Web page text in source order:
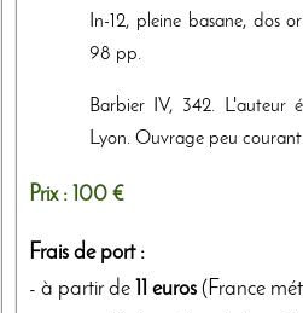
In-12, pleine basane, dos
98 pp.
Barbier IV, 342. L'auteur
Lyon. Ouvrage peu
Prix : 100 €
Frais de port :
- à partir de
11 euros (France